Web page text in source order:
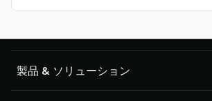
製品 & ソリューション